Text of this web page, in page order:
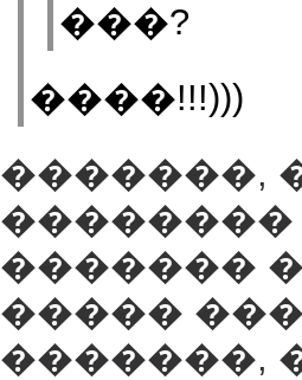
���?
����!!!)))
�������,
��������
�������
�����
�������,